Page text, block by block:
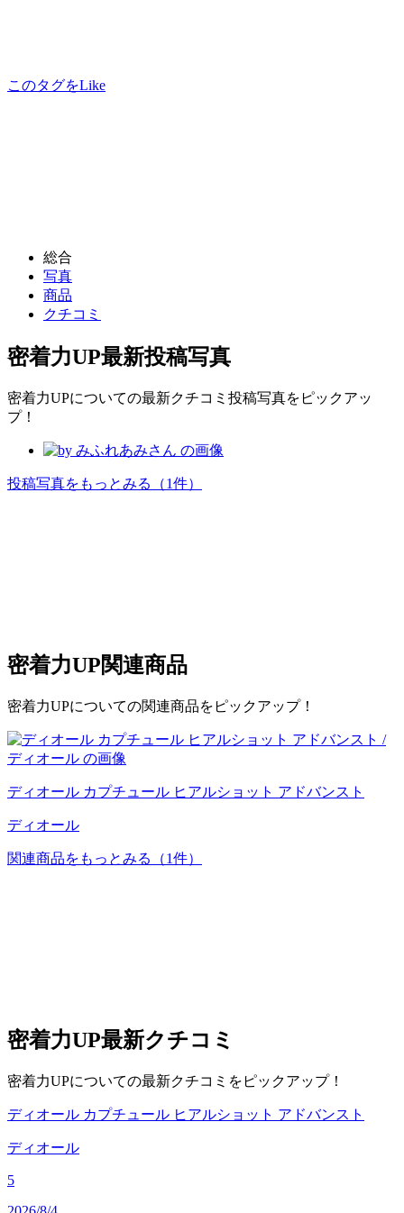
このタグをLike
総合
写真
商品
クチコミ
密着力UP最新投稿写真
密着力UPについての最新クチコミ投稿写真をピックアッ
プ！
投稿写真をもっとみる （1件）
密着力UP関連商品
密着力UPについての関連商品をピックアップ！
ディオール カプチュール ヒアルショット アドバンスト
ディオール
関連商品をもっとみる （1件）
密着力UP最新クチコミ
密着力UPについての最新クチコミをピックアップ！
ディオール カプチュール ヒアルショット アドバンスト
ディオール
5